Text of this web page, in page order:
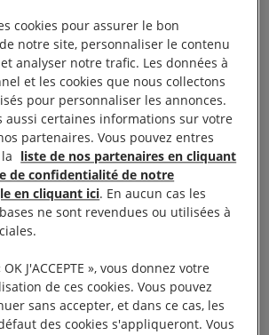
empire » de et
Lambert
picarde au démantèlement de
Nicolas Lambert propose dans
notre histoire nationale. Des
que nous portons peut-être
d’encombrants secrets de
cookies pour assurer le bon
notre site, personnaliser le contenu
analyser notre trafic. Les données à
et les cookies que nous collectons
pour personnaliser les annonces.
aussi certaines informations sur votre
partenaires. Vous pouvez entres
liste de nos partenaires en cliquant
de confidentialité de notre
en cliquant ici. En aucun cas les
ne sont revendues ou utilisées à
J'ACCEPTE », vous donnez votre
de ces cookies. Vous pouvez
sans accepter, et dans ce cas, les
des cookies s'appliqueront. Vous